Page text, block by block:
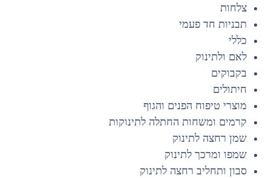
צלחות
תבניות חד פעמי
כללי
לאם ולתינוק
בקבוקים
חיתולים
מוצרי טיפוח הפנים והגוף
קרמים ומשחות החתלה לתינוקות
שמן רחצה לתינוק
שמפו ומרכך לתינוק
סבון ותחליב רחצה לתינוק